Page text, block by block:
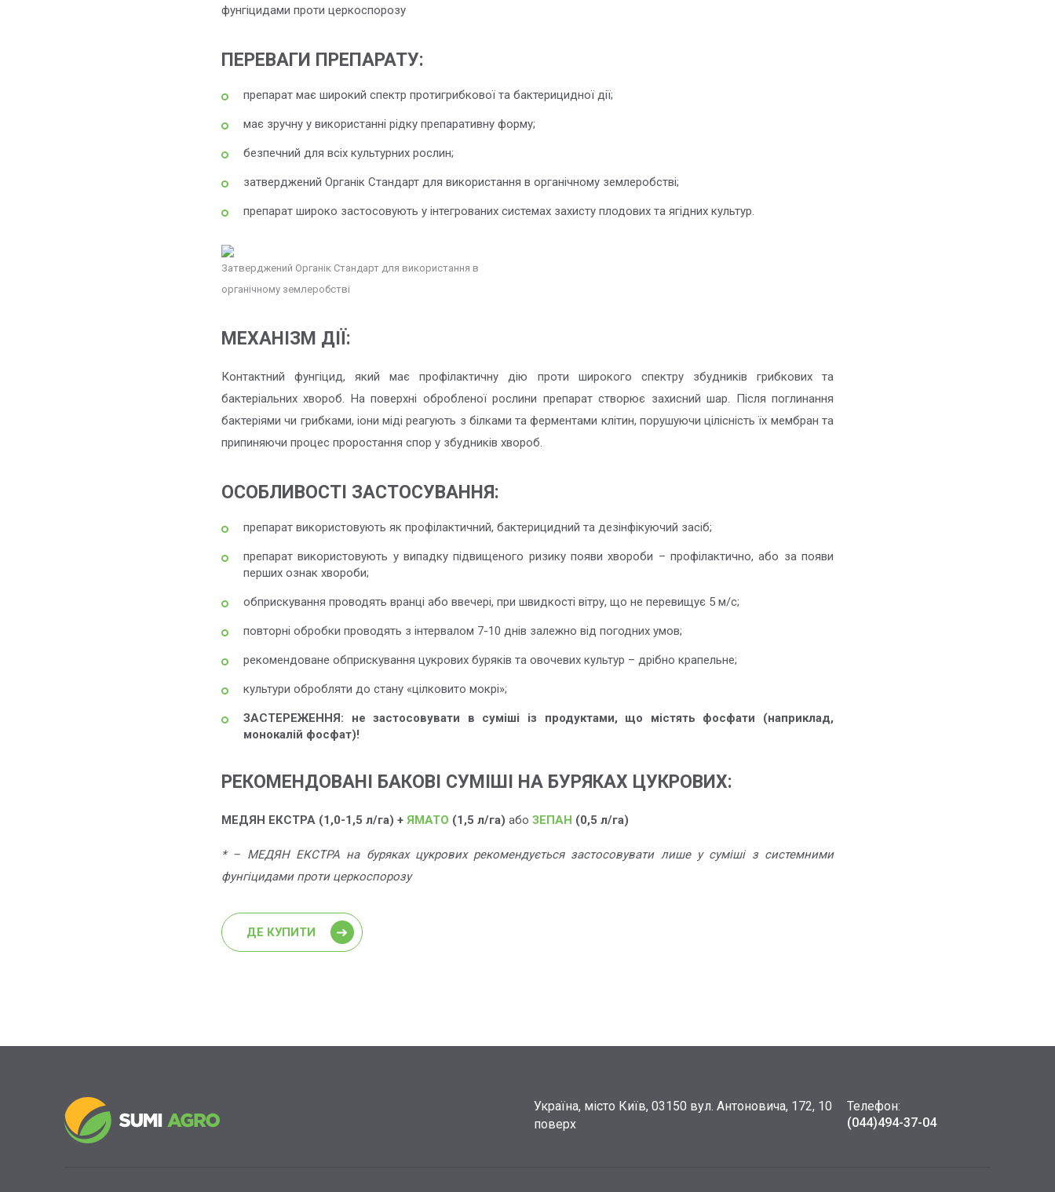
фунгіцидами проти церкоспорозу
ПЕРЕВАГИ ПРЕПАРАТУ:
препарат має широкий спектр протигрибкової та бактерицидної дії;
має зручну у використанні рідку препаративну форму;
безпечний для всіх культурних рослин;
затверджений Органік Стандарт для використання в органічному землеробстві;
препарат широко застосовують у інтегрованих системах захисту плодових та ягідних культур.
Затверджений Органік Стандарт для використання в
органічному землеробстві
МЕХАНІЗМ ДІЇ:
Контактний фунгіцид, який має профілактичну дію проти широкого спектру збудників грибкових та
бактеріальних хвороб. На поверхні обробленої рослини препарат створює захисний шар. Після поглинання
бактеріями чи грибками, іони міді реагують з білками та ферментами клітин, порушуючи цілісність їх мембран та
припиняючи процес проростання спор у збудників хвороб.
ОСОБЛИВОСТІ ЗАСТОСУВАННЯ:
препарат використовують як профілактичний, бактерицидний та дезінфікуючий засіб;
препарат використовують у випадку підвищеного ризику появи хвороби – профілактично, або за появи
перших ознак хвороби;
обприскування проводять вранці або ввечері, при швидкості вітру, що не перевищує 5 м/с;
повторні обробки проводять з інтервалом 7-10 днів залежно від погодних умов;
рекомендоване обприскування цукрових буряків та овочевих культур – дрібно крапельне;
культури обробляти до стану «цілковито мокрі»;
ЗАСТЕРЕЖЕННЯ: не застосовувати в суміші із продуктами, що містять фосфати (наприклад,
монокалій фосфат)!
РЕКОМЕНДОВАНІ БАКОВІ СУМІШІ НА БУРЯКАХ ЦУКРОВИХ:
МЕДЯН ЕКСТРА (1,0-1,5 л/га) + ЯМАТО (1,5 л/га) або ЗЕПАН (0,5 л/га)
* – МЕДЯН ЕКСТРА на буряках цукрових рекомендується застосовувати лише у суміші з системними
фунгіцидами проти церкоспорозу
ДЕ КУПИТИ
Україна, місто Київ, 03150 вул. Антоновича, 172, 10
поверх
Телефон:
(044)494-37-04